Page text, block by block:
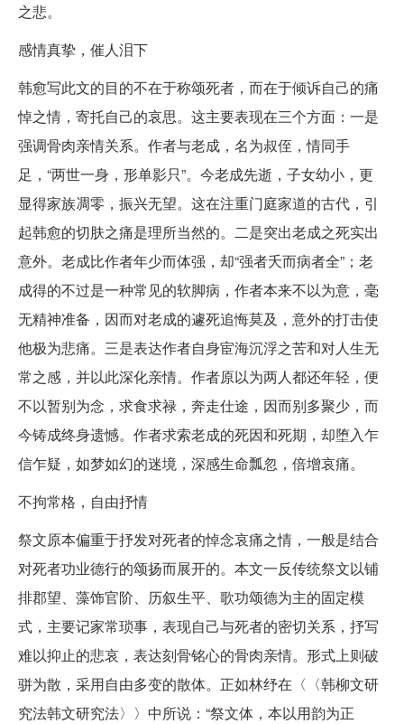
之悲。
感情真挚，催人泪下
韩愈写此文的目的不在于称颂死者，而在于倾诉自己的痛
悼之情，寄托自己的哀思。这主要表现在三个方面：一是
强调骨肉亲情关系。作者与老成，名为叔侄，情同手
足，“两世一身，形单影只”。今老成先逝，子女幼小，更
显得家族凋零，振兴无望。这在注重门庭家道的古代，引
起韩愈的切肤之痛是理所当然的。二是突出老成之死实出
意外。老成比作者年少而体强，却“强者夭而病者全”；老
成得的不过是一种常见的软脚病，作者本来不以为意，毫
无精神准备，因而对老成的遽死追悔莫及，意外的打击使
他极为悲痛。三是表达作者自身宦海沉浮之苦和对人生无
常之感，并以此深化亲情。作者原以为两人都还年轻，便
不以暂别为念，求食求禄，奔走仕途，因而别多聚少，而
今铸成终身遗憾。作者求索老成的死因和死期，却堕入乍
信乍疑，如梦如幻的迷境，深感生命瓢忽，倍增哀痛。
不拘常格，自由抒情
祭文原本偏重于抒发对死者的悼念哀痛之情，一般是结合
对死者功业德行的颂扬而展开的。本文一反传统祭文以铺
排郡望、藻饰官阶、历叙生平、歌功颂德为主的固定模
式，主要记家常琐事，表现自己与死者的密切关系，抒写
难以抑止的悲哀，表达刻骨铭心的骨肉亲情。形式上则破
骈为散，采用自由多变的散体。正如林纾在〈〈韩柳文研
究法韩文研究法〉〉中所说：“祭文体，本以用韵为正